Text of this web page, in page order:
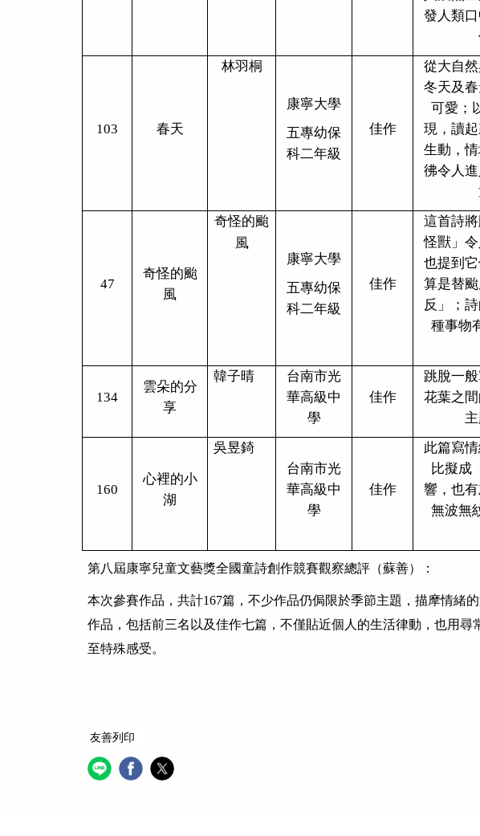
發人類
103 春天
林羽桐
康寧大學
五專幼保
科二年級
佳作
從大自
冬天及
可愛；
現，讀
生動，
彿令人
47
奇怪的颱
風
奇怪的颱
風
康寧大學
五專幼保
科二年級
佳作
這首詩將
怪獸」
也提到
算是替
反」；
種事物
134
雲朵的分
享
韓子晴
台南市光
華高級中
學
佳作
跳脫一
花葉之間
160
心裡的小
湖
吳昱錡
台南市光
華高級中
學
佳作
此篇寫
比擬成
響，也
無波無
第八屆康寧兒童文藝獎全國童詩創作競賽觀察總評（蘇善）：
本次參賽作品，共計167篇，不少作品仍侷限於季節主題，描摩情緒
作品，包括前三名以及佳作七篇，不僅貼近個人的生活律動，也用
至特殊感受。
友善列印